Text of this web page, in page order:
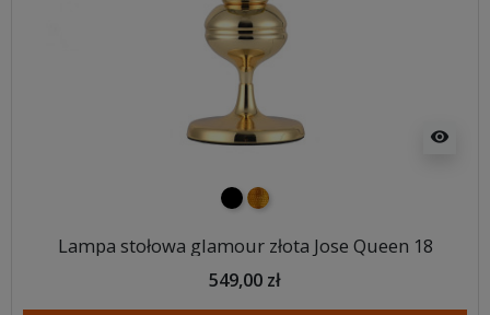
visibility
czarny
złoty
Lampa stołowa glamour złota Jose Queen 18
549,00 zł